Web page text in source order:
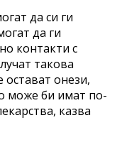
да си ги
да ги
контакти с
такова
остават онези,
може би имат по-
казва